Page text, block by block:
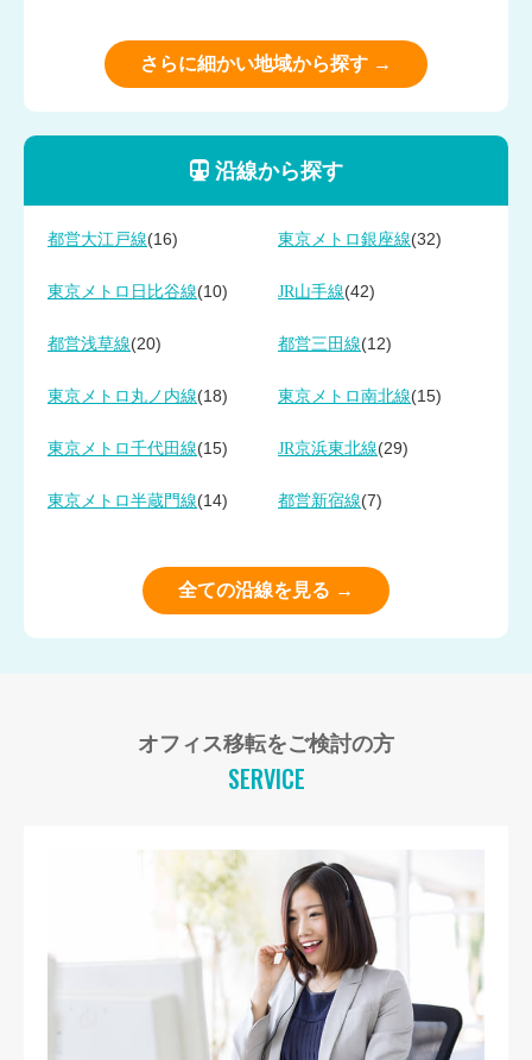
さらに細かい地域から探す →
沿線から探す
都営大江戸線(16) 東京メトロ銀座線(32)
東京メトロ日比谷線(10) JR山手線(42)
都営浅草線(20) 都営三田線(12)
東京メトロ丸ノ内線(18) 東京メトロ南北線(15)
東京メトロ千代田線(15) JR京浜東北線(29)
東京メトロ半蔵門線(14) 都営新宿線(7)
全ての沿線を見る →
オフィス移転をご検討の方
SERVICE